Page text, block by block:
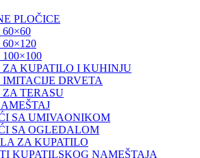
PLOČICE
ZA KUPATILO I KUHINJU
IMITACIJE DRVETA
ZA TERASU
SA UMIVAONIKOM
SA OGLEDALOM
ZA KUPATILO
KUPATILSKOG NAMEŠTAJA